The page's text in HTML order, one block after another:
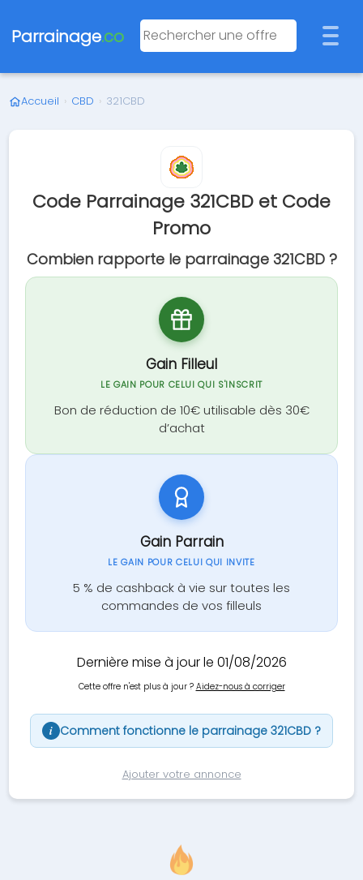
Parrainage.co
Accueil › CBD › 321CBD
Code Parrainage 321CBD et Code
Promo
Combien rapporte le parrainage 321CBD ?
Gain Filleul
LE GAIN POUR CELUI QUI S'INSCRIT
Bon de réduction de 10€ utilisable dès 30€
d’achat
Gain Parrain
LE GAIN POUR CELUI QUI INVITE
5 % de cashback à vie sur toutes les
commandes de vos filleuls
Dernière mise à jour le 01/08/2026
Cette offre n'est plus à jour ? Aidez-nous à corriger
i Comment fonctionne le parrainage 321CBD ?
Ajouter votre annonce